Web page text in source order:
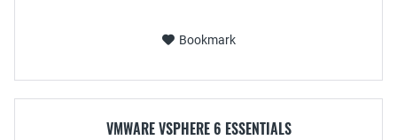
Bookmark
VMWARE VSPHERE 6 ESSENTIALS